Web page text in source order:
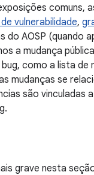
comuns,
vulnerabilidade,
do AOSP (quando
a mudança
como a lista de
mudanças se
são vinculadas
grave nesta